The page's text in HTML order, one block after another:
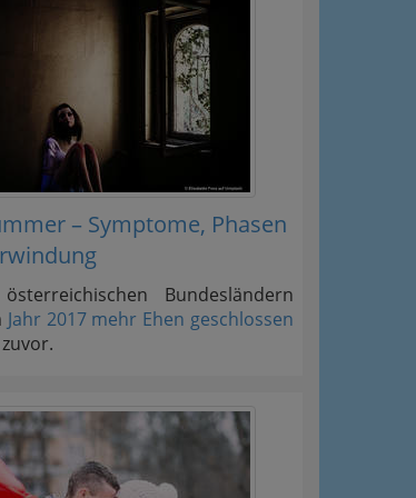
– Symptome, Phasen
Bundesländern
Jahr 2017 mehr Ehen geschlossen